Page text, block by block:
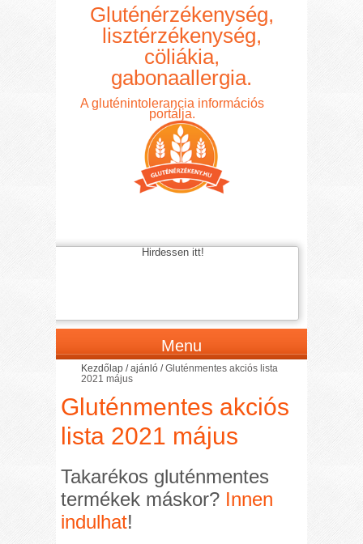
Gluténérzékenység,
lisztérzékenység,
cöliákia,
gabonaallergia.
A gluténintolerancia információs
portálja.
Hirdessen itt!
Menu
Kezdőlap /ajánló /Gluténmentes akciós lista
2021 május
Gluténmentes akciós
lista 2021 május
Takarékos gluténmentes
termékek máskor? Innen
indulhat!